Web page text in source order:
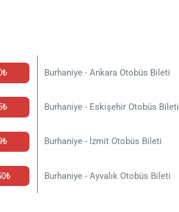
Burhaniye - Ankara Otobüs Bileti
Burhaniye - Eskişehir Otobüs Bileti
Burhaniye - İzmit Otobüs Bileti
Burhaniye - Ayvalık Otobüs Bileti